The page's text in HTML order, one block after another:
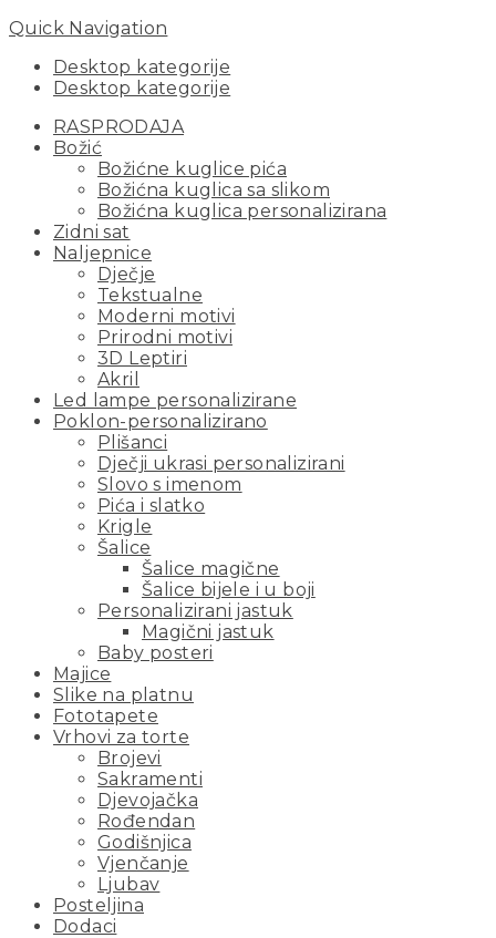
Quick Navigation
Desktop kategorije
Desktop kategorije
RASPRODAJA
Božić
Božićne kuglice pića
Božićna kuglica sa slikom
Božićna kuglica personalizirana
Zidni sat
Naljepnice
Dječje
Tekstualne
Moderni motivi
Prirodni motivi
3D Leptiri
Akril
Led lampe personalizirane
Poklon-personalizirano
Plišanci
Dječji ukrasi personalizirani
Slovo s imenom
Pića i slatko
Krigle
Šalice
Šalice magične
Šalice bijele i u boji
Personalizirani jastuk
Magični jastuk
Baby posteri
Majice
Slike na platnu
Fototapete
Vrhovi za torte
Brojevi
Sakramenti
Djevojačka
Rođendan
Godišnjica
Vjenčanje
Ljubav
Posteljina
Dodaci